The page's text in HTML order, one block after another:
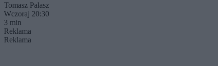
Tomasz Pałasz
Wczoraj 20:30
3 min
Reklama
Reklama